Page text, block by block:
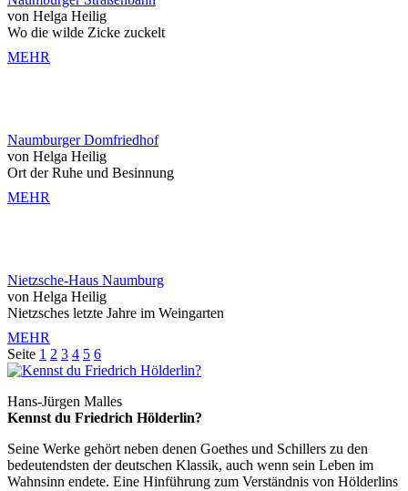
von Helga Heilig
Wo die wilde Zicke zuckelt
MEHR
Naumburger Domfriedhof
von Helga Heilig
Ort der Ruhe und Besinnung
MEHR
Nietzsche-Haus Naumburg
von Helga Heilig
Nietzsches letzte Jahre im Weingarten
MEHR
Seite 1 2 3 4 5 6
Hans-Jürgen Malles
Kennst du Friedrich Hölderlin?
Seine Werke gehört neben denen Goethes und Schillers zu den
bedeutendsten der deutschen Klassik, auch wenn sein Leben im
Wahnsinn endete. Eine Hinführung zum Verständnis von Hölderlins